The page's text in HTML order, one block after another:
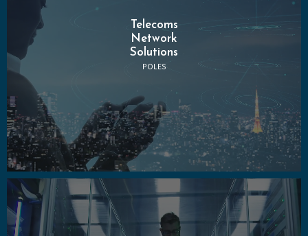
Telecoms
Network
Solutions
POLES